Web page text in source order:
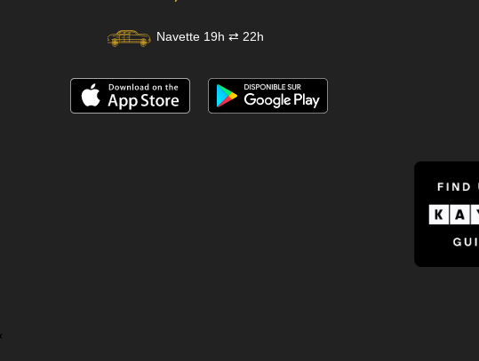
Navette 19h ⇄ 22h